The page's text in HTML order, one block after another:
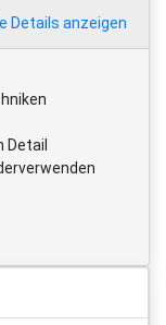
Details anzeigen
Detail